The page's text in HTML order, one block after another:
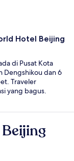
Hotel Beijing
di Pusat Kota
Dengshikou dan 6
Traveler
yang bagus.